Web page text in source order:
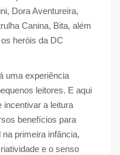
Dora Aventureira,
Canina, Bita, além
heróis da DC
uma experiência
leitores. E aqui
incentivar a leitura
benefícios para
primeira infância,
e o senso